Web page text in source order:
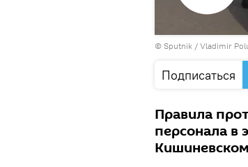
видео
© Sputnik / Vladimir
Подписаться
Правила
персонала в